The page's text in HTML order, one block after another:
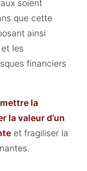
soient
que cette
ainsi
les
financiers
la
la valeur d’un
et fragiliser la